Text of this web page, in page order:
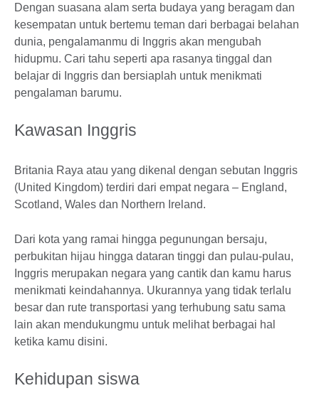
Dengan suasana alam serta budaya yang beragam dan
kesempatan untuk bertemu teman dari berbagai belahan
dunia, pengalamanmu di Inggris akan mengubah
hidupmu. Cari tahu seperti apa rasanya tinggal dan
belajar di Inggris dan bersiaplah untuk menikmati
pengalaman barumu.
Kawasan Inggris
Britania Raya atau yang dikenal dengan sebutan Inggris
(United Kingdom) terdiri dari empat negara – England,
Scotland, Wales dan Northern Ireland.
Dari kota yang ramai hingga pegunungan bersaju,
perbukitan hijau hingga dataran tinggi dan pulau-pulau,
Inggris merupakan negara yang cantik dan kamu harus
menikmati keindahannya. Ukurannya yang tidak terlalu
besar dan rute transportasi yang terhubung satu sama
lain akan mendukungmu untuk melihat berbagai hal
ketika kamu disini.
Kehidupan siswa